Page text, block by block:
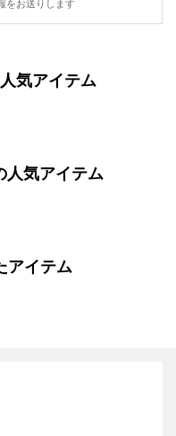
をお送りします
気アイテム
人気アイテム
アイテム